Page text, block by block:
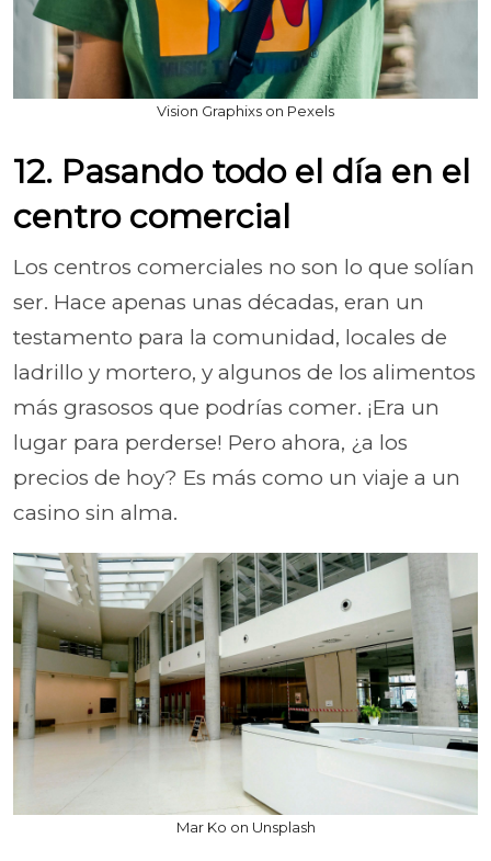
Vision Graphixs on Pexels
12. Pasando todo el día en el
centro comercial
Los centros comerciales no son lo que solían
ser. Hace apenas unas décadas, eran un
testamento para la comunidad, locales de
ladrillo y mortero, y algunos de los alimentos
más grasosos que podrías comer. ¡Era un
lugar para perderse! Pero ahora, ¿a los
precios de hoy? Es más como un viaje a un
casino sin alma.
Mar Ko on Unsplash